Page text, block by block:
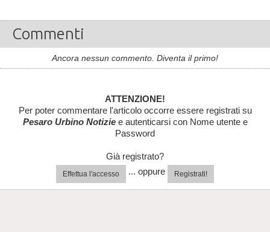
Commenti
Ancora nessun commento. Diventa il primo!
ATTENZIONE!
Per poter commentare l'articolo occorre essere registrati su
Pesaro Urbino Notiziee autenticarsi con Nome utente e
Password
Già registrato?
Effettua l'accesso ... oppure Registrati!